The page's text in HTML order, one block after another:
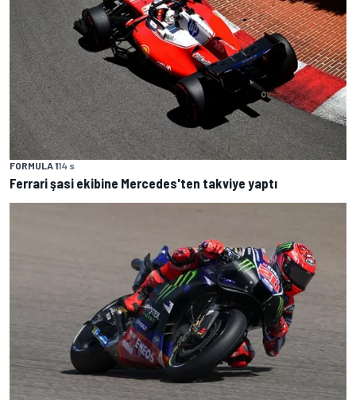
FORMULA 114 s
Ferrari şasi ekibine Mercedes'ten takviye yaptı